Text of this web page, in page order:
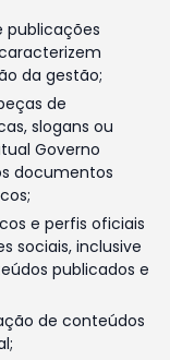
publicações
da gestão;
de
slogans ou
Governo
documentos
e perfis oficiais
sociais, inclusive
publicados e
de conteúdos